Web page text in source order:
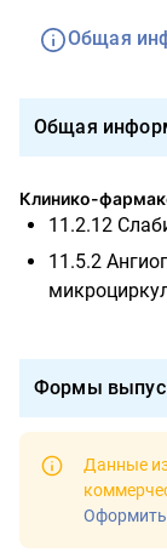
Общая
Общая
Клинико-
11.2.12
11.5.2
Формы
Данные
Оформить